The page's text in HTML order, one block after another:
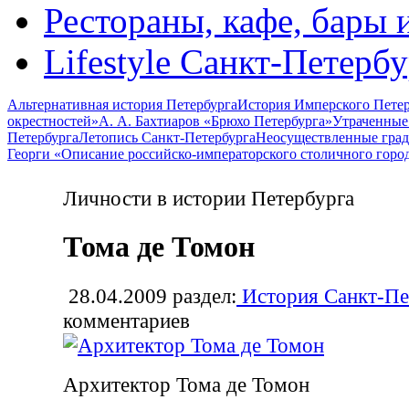
Рестораны, кафе, бары
Lifestyle Санкт-
Альтернативная история ПетербургаИстория Имперского
окрестностей»А. А. Бахтиаров «Брюхо Петербурга»
ПетербургаЛетопись Санкт-ПетербургаНеосуществленные
Георги «Описание российско-императорского столичного
Личности в истории Петербурга
Тома де Томон
28.04.2009 раздел: История Санкт-
комментариев
Архитектор Тома де Томон